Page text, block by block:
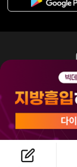
365mc
(주)365mcㅣ서울특